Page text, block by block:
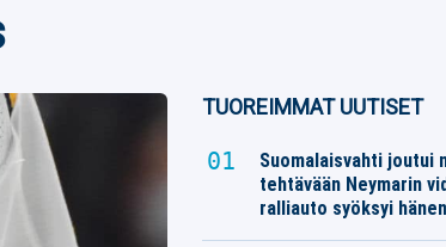
TUOREIMMAT UUTISET
Suomalaisvahti joutui
tehtävään Neymarin
ralliauto syöksyi